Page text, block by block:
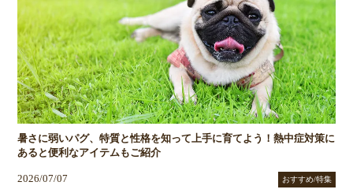
暑さに弱いパグ、特質と性格を知って上手に育てよう！熱中症対策に
あると便利なアイテムもご紹介
2026/07/07 おすすめ/特集